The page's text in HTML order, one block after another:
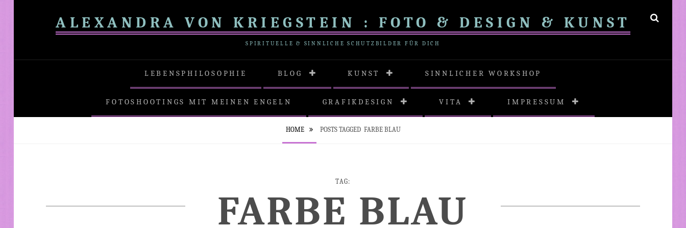
ALEXANDRA VON KRIEGSTEIN : FOTO & DESIGN & KUNST
SPIRITUELLE & SINNLICHE SCHUTZBILDER FÜR DICH
LEBENSPHILOSOPHIE BLOG KUNST SINNLICHER WORKSHOP
FOTOSHOOTINGS MIT MEINEN ENGELN GRAFIKDESIGN VITA IMPRESSUM
HOME POSTS TAGGED FARBE BLAU
TAG:
FARBE BLAU